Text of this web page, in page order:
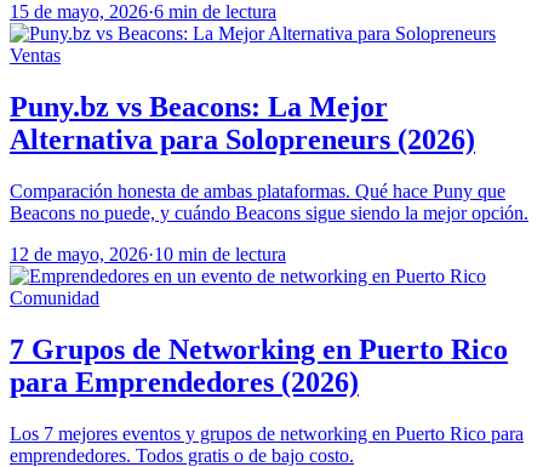
15 de mayo, 2026·6 min de lectura
Ventas
Puny.bz vs Beacons: La Mejor
Alternativa para Solopreneurs (2026)
Comparación honesta de ambas plataformas. Qué hace Puny que
Beacons no puede, y cuándo Beacons sigue siendo la mejor opción.
12 de mayo, 2026·10 min de lectura
Comunidad
7 Grupos de Networking en Puerto Rico
para Emprendedores (2026)
Los 7 mejores eventos y grupos de networking en Puerto Rico para
emprendedores. Todos gratis o de bajo costo.